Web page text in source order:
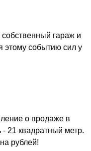
гараж и
этому событию сил у
о продаже в
21 квадратный метр.
рублей!